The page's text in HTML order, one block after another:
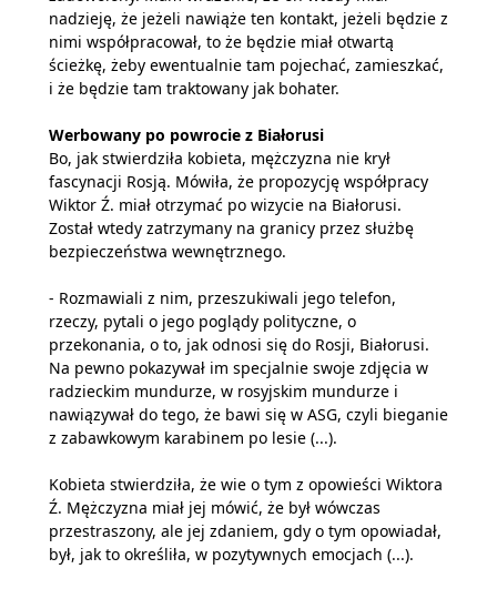
nadzieję, że jeżeli nawiąże ten kontakt, jeżeli będzie z
nimi współpracował, to że będzie miał otwartą
ścieżkę, żeby ewentualnie tam pojechać, zamieszkać,
i że będzie tam traktowany jak bohater.
Werbowany po powrocie z Białorusi
Bo, jak stwierdziła kobieta, mężczyzna nie krył
fascynacji Rosją. Mówiła, że propozycję współpracy
Wiktor Ź. miał otrzymać po wizycie na Białorusi.
Został wtedy zatrzymany na granicy przez służbę
bezpieczeństwa wewnętrznego.
- Rozmawiali z nim, przeszukiwali jego telefon,
rzeczy, pytali o jego poglądy polityczne, o
przekonania, o to, jak odnosi się do Rosji, Białorusi.
Na pewno pokazywał im specjalnie swoje zdjęcia w
radzieckim mundurze, w rosyjskim mundurze i
nawiązywał do tego, że bawi się w ASG, czyli bieganie
z zabawkowym karabinem po lesie (...).
Kobieta stwierdziła, że wie o tym z opowieści Wiktora
Ź. Mężczyzna miał jej mówić, że był wówczas
przestraszony, ale jej zdaniem, gdy o tym opowiadał,
był, jak to określiła, w pozytywnych emocjach (...).